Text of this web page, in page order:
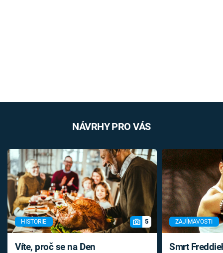
NÁVRHY PRO VÁS
HISTORIE 5
Víte, proč se na Den
ZAJÍMAVOSTI
Smrt